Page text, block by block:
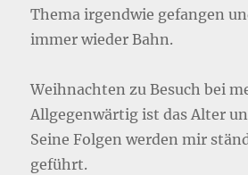
Thema irgendwie gefangen
immer wieder Bahn.
Weihnachten zu Besuch bei
Allgegenwärtig ist das Alter
Seine Folgen werden mir
geführt.